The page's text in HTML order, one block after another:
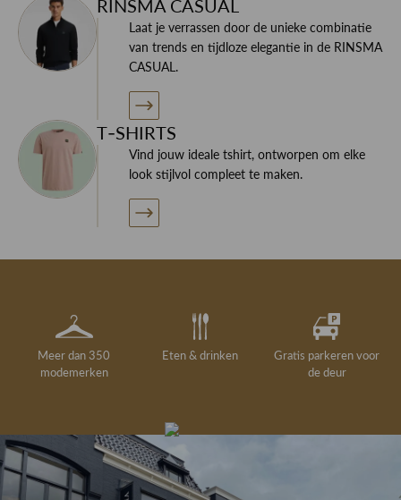
RINSMA CASUAL
Laat je verrassen door de unieke combinatie
van trends en tijdloze elegantie in de RINSMA
CASUAL.
T-SHIRTS
Vind jouw ideale tshirt, ontworpen om elke
look stijlvol compleet te maken.
Meer dan 350
modemerken
Eten & drinken
Gratis parkeren voor
de deur
drankje
Gratis retourneren in
de winkel
Deskundig
kledingadvies